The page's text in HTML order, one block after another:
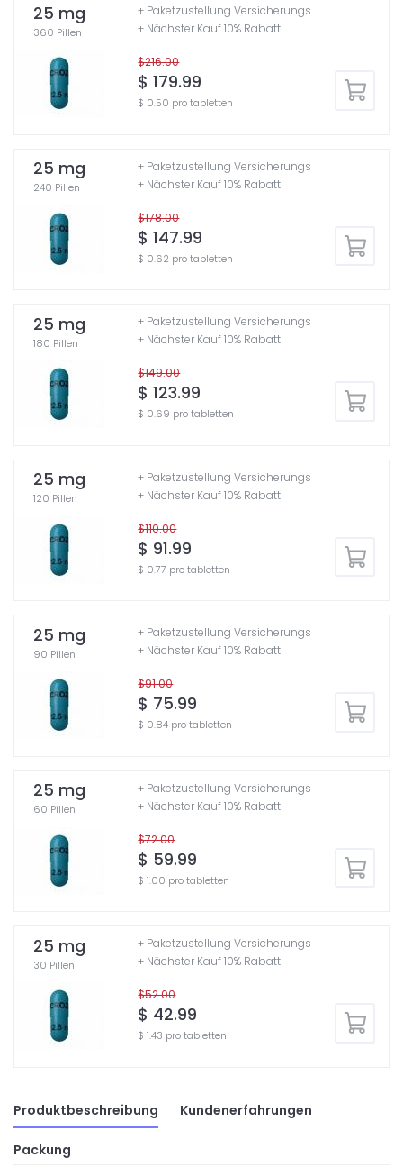
25 mg
360 Pillen
$216.00
$ 179.99
$ 0.50 pro tabletten
+ Paketzustellung Versicherungs
+ Nächster Kauf 10% Rabatt
25 mg
240 Pillen
$178.00
$ 147.99
$ 0.62 pro tabletten
+ Paketzustellung Versicherungs
+ Nächster Kauf 10% Rabatt
25 mg
180 Pillen
$149.00
$ 123.99
$ 0.69 pro tabletten
+ Paketzustellung Versicherungs
+ Nächster Kauf 10% Rabatt
25 mg
120 Pillen
$110.00
$ 91.99
$ 0.77 pro tabletten
+ Paketzustellung Versicherungs
+ Nächster Kauf 10% Rabatt
25 mg
90 Pillen
$91.00
$ 75.99
$ 0.84 pro tabletten
+ Paketzustellung Versicherungs
+ Nächster Kauf 10% Rabatt
25 mg
60 Pillen
$72.00
$ 59.99
$ 1.00 pro tabletten
+ Paketzustellung Versicherungs
+ Nächster Kauf 10% Rabatt
25 mg
30 Pillen
$52.00
$ 42.99
$ 1.43 pro tabletten
+ Paketzustellung Versicherungs
+ Nächster Kauf 10% Rabatt
Produktbeschreibung Kundenerfahrungen
Packung